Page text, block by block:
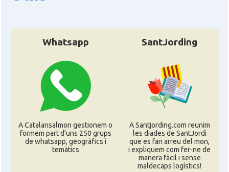
Whatsapp
A Catalansalmon gestionem o
formem part d'uns 250 grups
de whatsapp, geogràfics i
temàtics
SantJording
A Santjording.com reunim
les diades de SantJordi
que es fan arreu del mon,
i expliquem com fer-ne de
manera fàcil i sense
maldecaps logí­stics!